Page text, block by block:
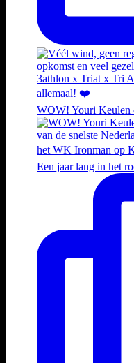
WOW! Youri Keulen
Een jaar lang in het